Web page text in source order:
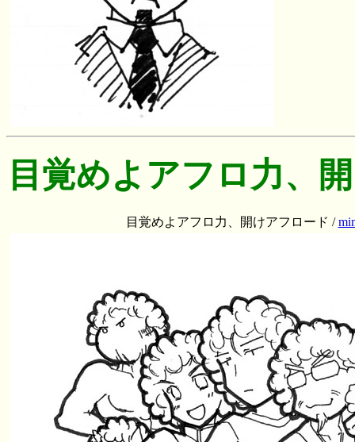
目覚めよアフロ力、
目覚めよアフロ力、開けアフロード /